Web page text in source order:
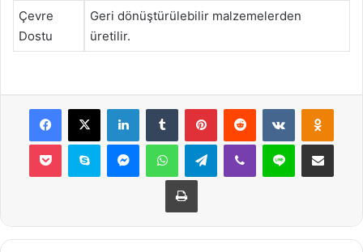
Çevre
Dostu
Geri dönüştürülebilir malzemelerden
üretilir.
Facebook
X LinkedInTumblr PinterestReddit VKontakte
Pocket Skype MessengerWhatsAppTelegramViber Line E-Posta ile
Yazdır